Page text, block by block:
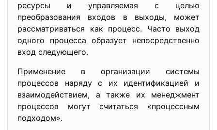
ресурсы и управляемая с целью
преобразования входов в выходы, может
рассматриваться как процесс. Часто выход
одного процесса образует непосредственно
вход следующего.
Применение в организации системы
процессов наряду с их идентификацией и
взаимодействием, а также их менеджмент
процессов могут считаться «процессным
подходом».